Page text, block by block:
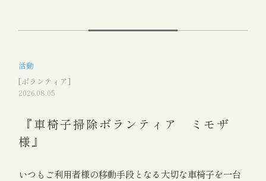
活動
[ボランティア]
2026.08.05
『車椅子掃除ボランティア ミモザ
様』
いつもご利用者様の移動手段となる大切な車椅子を一台